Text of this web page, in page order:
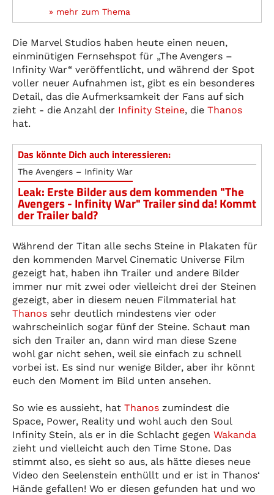
» mehr zum Thema
Die Marvel Studios haben heute einen neuen,
einminütigen Fernsehspot für „The Avengers –
Infinity War“ veröffentlicht, und während der Spot
voller neuer Aufnahmen ist, gibt es ein besonderes
Detail, das die Aufmerksamkeit der Fans auf sich
zieht - die Anzahl der Infinity Steine, die Thanos
hat.
Das könnte Dich auch interessieren:
The Avengers – Infinity War
Leak: Erste Bilder aus dem kommenden "The
Avengers - Infinity War" Trailer sind da! Kommt
der Trailer bald?
Während der Titan alle sechs Steine in Plakaten für
den kommenden Marvel Cinematic Universe Film
gezeigt hat, haben ihn Trailer und andere Bilder
immer nur mit zwei oder vielleicht drei der Steinen
gezeigt, aber in diesem neuen Filmmaterial hat
Thanos sehr deutlich mindestens vier oder
wahrscheinlich sogar fünf der Steine. Schaut man
sich den Trailer an, dann wird man diese Szene
wohl gar nicht sehen, weil sie einfach zu schnell
vorbei ist. Es sind nur wenige Bilder, aber ihr könnt
euch den Moment im Bild unten ansehen.
So wie es aussieht, hat Thanos zumindest die
Space, Power, Reality und wohl auch den Soul
Infinity Stein, als er in die Schlacht gegen Wakanda
zieht und vielleicht auch den Time Stone. Das
stimmt also, es sieht so aus, als hätte dieses neue
Video den Seelenstein enthüllt und er ist in Thanos‘
Hände gefallen! Wo er diesen gefunden hat und wo